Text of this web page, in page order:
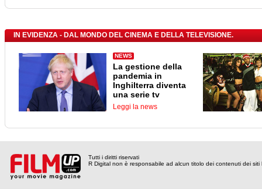
IN EVIDENZA - DAL MONDO DEL CINEMA E DELLA TELEVISIONE.
NEWS
La gestione della
pandemia in
Inghilterra diventa
una serie tv
Leggi la news
Tutti i diritti riservati
R Digital non è responsabile ad alcun titolo dei contenuti dei siti